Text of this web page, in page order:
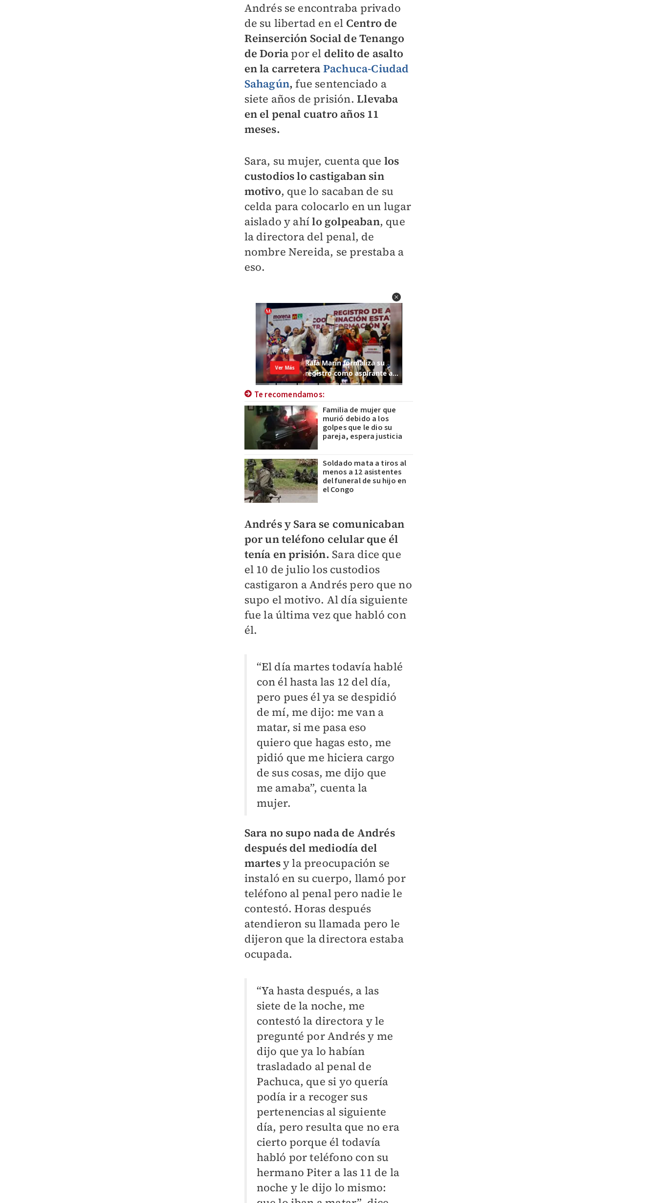
Andrés se encontraba privado
de su libertad en el Centro de
Reinserción Social de Tenango
de Doria por el delito de asalto
en la carretera Pachuca-Ciudad
Sahagún, fue sentenciado a
siete años de prisión.Llevaba
en el penal cuatro años 11
meses.
Sara, su mujer, cuenta que los
custodios lo castigaban sin
motivo, que lo sacaban de su
celda para colocarlo en un lugar
aislado y ahílo golpeaban, que
la directora del penal, de
nombre Nereida, se prestaba a
eso.
Te recomendamos:
Familia de mujer que
murió debido a los
golpes que le dio su
pareja, espera justicia
Soldado mata a tiros al
menos a 12 asistentes
del funeral de su hijo en
el Congo
Andrés y Sara se comunicaban
por un teléfono celular que él
tenía en prisión. Sara dice que
el 10 de julio los custodios
castigaron a Andrés pero que no
supo el motivo. Al día siguiente
fue la última vez que habló con
él.
“El día martes todavía hablé
con él hasta las 12 del día,
pero pues él ya se despidió
de mí, me dijo: me van a
matar, si me pasa eso
quiero que hagas esto, me
pidió que me hiciera cargo
de sus cosas, me dijo que
me amaba”, cuenta la
mujer.
Sara no supo nada de Andrés
después del mediodía del
martesy la preocupación se
instaló en su cuerpo, llamó por
teléfono al penal pero nadie le
contestó. Horas después
atendieron su llamada pero le
dijeron que la directora estaba
ocupada.
“Ya hasta después, a las
siete de la noche, me
contestó la directora y le
pregunté por Andrés y me
dijo que ya lo habían
trasladado al penal de
Pachuca, que si yo quería
podía ir a recoger sus
pertenencias al siguiente
día, pero resulta que no era
cierto porque él todavía
habló por teléfono con su
hermano Piter a las 11 de la
noche y le dijo lo mismo: